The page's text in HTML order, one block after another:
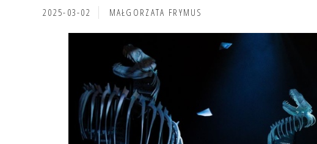
2025-03-02 MAŁGORZATA FRYMUS